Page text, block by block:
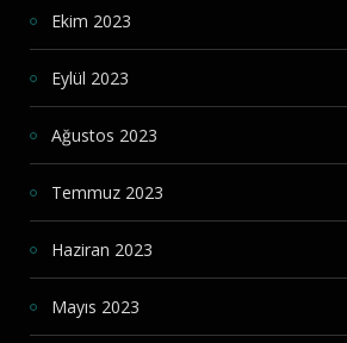
Ekim 2023
Eylül 2023
Ağustos 2023
Temmuz 2023
Haziran 2023
Mayıs 2023